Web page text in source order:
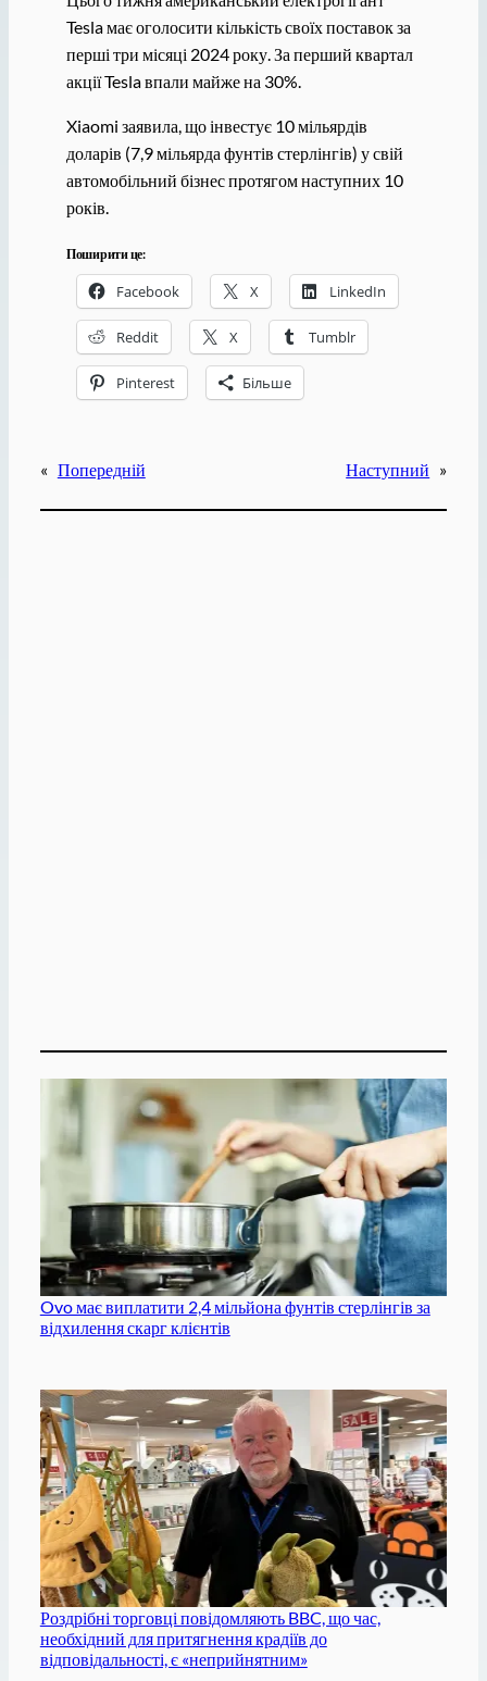
Tesla має оголосити кількість своїх поставок за
перші три місяці 2024 року. За перший квартал
акції Tesla впали майже на 30%.
Xiaomi заявила, що інвестує 10 мільярдів
доларів (7,9 мільярда фунтів стерлінгів) у свій
автомобільний бізнес протягом наступних 10
років.
Поширити це:
Facebook X LinkedIn
Reddit X Tumblr
Pinterest Більше
« Попередній Наступний »
Ovo має виплатити 2,4 мільйона фунтів стерлінгів за
відхилення скарг клієнтів
Роздрібні торговці повідомляють BBC, що час,
необхідний для притягнення крадіїв до
відповідальності, є «неприйнятним»